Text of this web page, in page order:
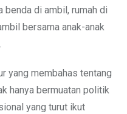
benda di ambil, rumah di
bersama anak-anak
yang membahas tentang
hanya bermuatan politik
yang turut ikut